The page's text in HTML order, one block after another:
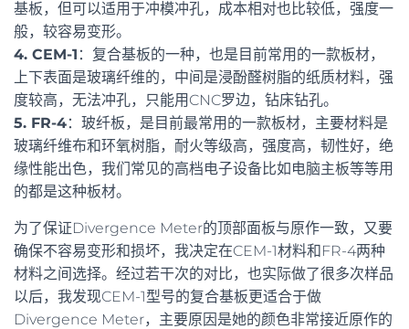
基板，但可以适用于冲模冲孔，成本相对也比较低，强度一
般，较容易变形。
4. CEM-1 ：复合基板的一种，也是目前常用的一款板材，
上下表面是玻璃纤维的，中间是浸酚醛树脂的纸质材料，强
度较高，无法冲孔，只能用CNC罗边，钻床钻孔。
5. FR-4：玻纤板，是目前最常用的一款板材，主要材料是
玻璃纤维布和环氧树脂，耐火等级高，强度高，韧性好，绝
缘性能出色，我们常见的高档电子设备比如电脑主板等等用
的都是这种板材。
为了保证Divergence Meter的顶部面板与原作一致，又要
确保不容易变形和损坏，我决定在CEM-1材料和FR-4两种
材料之间选择。经过若干次的对比，也实际做了很多次样品
以后，我发现CEM-1型号的复合基板更适合于做
Divergence Meter，主要原因是她的颜色非常接近原作的